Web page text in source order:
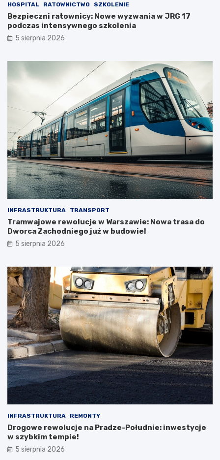
HOSPITAL RATOWNICTWO SZKOLENIE
Bezpieczni ratownicy: Nowe wyzwania w JRG 17
podczas intensywnego szkolenia
5 sierpnia 2026
INFRASTRUKTURA TRANSPORT
Tramwajowe rewolucje w Warszawie: Nowa trasa do
Dworca Zachodniego już w budowie!
5 sierpnia 2026
INFRASTRUKTURA REMONTY
Drogowe rewolucje na Pradze-Południe: inwestycje
w szybkim tempie!
5 sierpnia 2026